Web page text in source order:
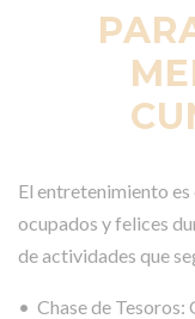
El entretenimiento es
ocupados y felices
de actividades que
• Chase de Tesoros: